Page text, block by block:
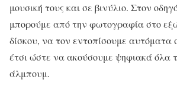
μουσική τους και σε βινύλιο. Στον
μπορούμε από την φωτογραφία στο
δίσκου, να τον εντοπίσουμε αυτόματα
έτσι ώστε να ακούσουμε ψηφιακά όλα
άλμπουμ.